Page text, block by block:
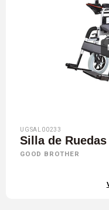
UGSAL00233
Silla de
GOOD BROTHER